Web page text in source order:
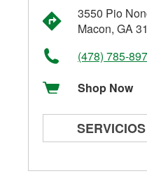
3550 Pio
Macon, GA
(478) 785-
Shop Now